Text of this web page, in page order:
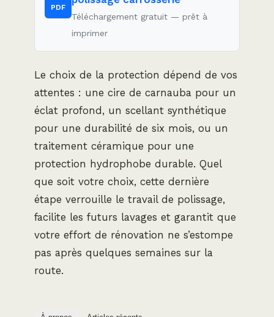
PDF
Téléchargement gratuit — prêt à
imprimer
Le choix de la protection dépend de vos
attentes : une cire de carnauba pour un
éclat profond, un scellant synthétique
pour une durabilité de six mois, ou un
traitement céramique pour une
protection hydrophobe durable. Quel
que soit votre choix, cette dernière
étape verrouille le travail de polissage,
facilite les futurs lavages et garantit que
votre effort de rénovation ne s’estompe
pas après quelques semaines sur la
route.